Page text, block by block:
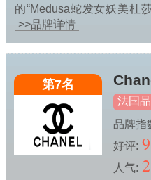
的“Medusa蛇发女妖美杜
>>品牌详情
第7名
法国
品牌指
好评:
人气: